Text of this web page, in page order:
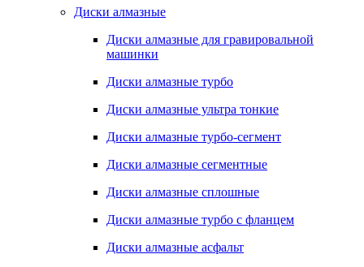
Диски алмазные
Диски алмазные для гравировальной
машинки
Диски алмазные турбо
Диски алмазные ультра тонкие
Диски алмазные турбо-сегмент
Диски алмазные сегментные
Диски алмазные сплошные
Диски алмазные турбо с фланцем
Диски алмазные асфальт